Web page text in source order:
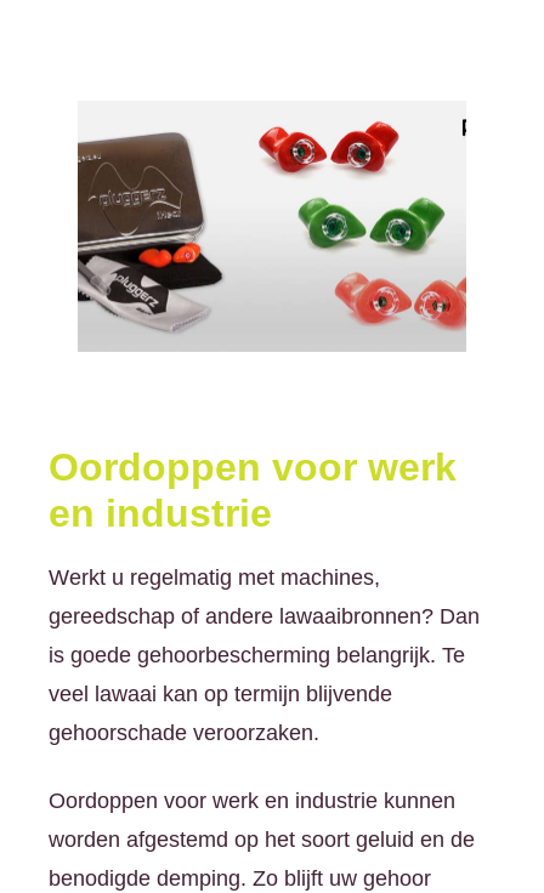
Oordoppen voor werk
en industrie
Werkt u regelmatig met machines,
gereedschap of andere lawaaibronnen? Dan
is goede gehoorbescherming belangrijk. Te
veel lawaai kan op termijn blijvende
gehoorschade veroorzaken.
Oordoppen voor werk en industrie kunnen
worden afgestemd op het soort geluid en de
benodigde demping. Zo blijft uw gehoor